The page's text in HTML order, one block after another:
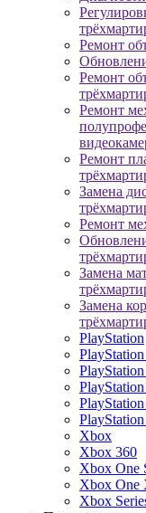
Ремонт
Ремонт
Ремонт
Ремонт
Замена
Ремонт
Замена
Замена
PlayStation
PlayStation
PlayStation
Xbox
Xbox 360
Xbox One
Xbox One
Xbox